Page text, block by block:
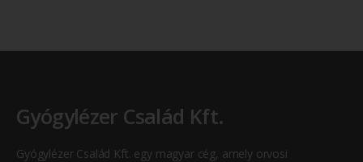
Gyógylézer Család Kft.
Gyógylézer Család Kft. egy magyar cég, amely orvosi